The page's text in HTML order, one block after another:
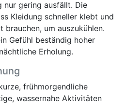
nur gering ausfällt. Die
Kleidung schneller klebt und
brauchen, um auszukühlen.
Gefühl beständig hoher
Erholung.
frühmorgendliche
wassernahe Aktivitäten